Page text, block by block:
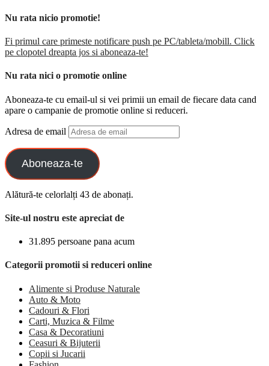
Nu rata nicio promotie!
Fi primul care primeste notificare push pe PC/tableta/mobill. Click
pe clopotel dreapta jos si aboneaza-te!
Nu rata nici o promotie online
Aboneaza-te cu email-ul si vei primii un email de fiecare data cand
apare o campanie de promotie online si reduceri.
Adresa de email
Aboneaza-te
Alătură-te celorlalți 43 de abonați.
Site-ul nostru este apreciat de
31.895 persoane pana acum
Categorii promotii si reduceri online
Alimente si Produse Naturale
Auto & Moto
Cadouri & Flori
Carti, Muzica & Filme
Casa & Decoratiuni
Ceasuri & Bijuterii
Copii si Jucarii